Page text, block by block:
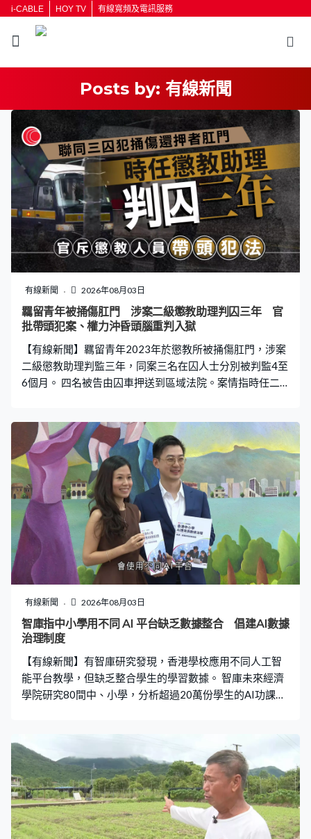
i-CABLE HOY TV 有線寬頻及電訊服務
Posts by: 有線新聞
有線新聞 2026年08月03日
羈留青年被捅傷肛門 涉案二級懲教助理判囚三年 官
批帶頭犯案、權力沖昏頭腦重判入獄
【有線新聞】羈留青年2023年於懲教所被捅傷肛門，涉案
二級懲教助理判監三年，同案三名在囚人士分別被判監4至
6個月。 四名被告由囚車押送到區域法院。案情指時任二
肛門，導致他肛門及直腸受損出血。譚力翀教受害人向他
人解釋傷勢，指是自己由下午起開始「痾血」，自己再用
筆插傷肛門。 四人有意圖而造成身體嚴重傷害罪成，譚力
翀另涉一項串謀妨礙司法公正罪成。法官判刑時指，譚力
翀涉及多項加刑因素，包括他作為懲教人員在懲教所帶頭
犯法，當時受害人亦沒有反抗機會。考慮他及早認罪、沒
有任何暴力傾向、當時被權力沖昏頭腦，加上失去多年工
作，加刑一年、共判監三年。 至於另外三名被告，法官指
他們受譚力翀職權影響，在指使下犯案，加上本身亦已就
其他案件服刑多時，分別判監4至6個月，與原有刑期分開
執行。案件另外兩名被告，退休一級懲教助理郭紹輝「藉
公職作出不當行為」罪和在囚人士李宇軒的傷人罪早前被
裁定不成立。
有線新聞 2026年08月03日
智庫指中小學用不同 AI 平台缺乏數據整合 倡建AI數據
治理制度
【有線新聞】有智庫研究發現，香港學校應用不同人工智
能平台教學，但缺乏整合學生的學習數據。 智庫未來經濟
學院研究80間中、小學，分析超過20萬份學生的AI功課數
變化，影響教學質素和效率。智庫建議學校可建立AI學習
數據治理制度，系統性評估、保存及整合學習數據。